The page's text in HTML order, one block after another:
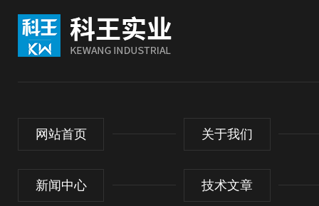
网站首页 关于我们
新闻中心 技术文章